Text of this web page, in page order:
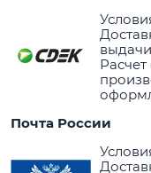
Почта России